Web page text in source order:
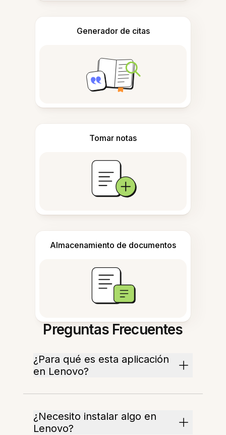
Generador de citas
Tomar notas
Almacenamiento de documentos
Preguntas Frecuentes
¿Para qué es esta aplicación
en Lenovo?
¿Necesito instalar algo en
Lenovo?